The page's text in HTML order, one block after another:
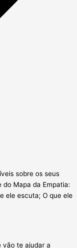
sobre os seus
Mapa da Empatia:
ele escuta; O que ele
vão te ajudar a